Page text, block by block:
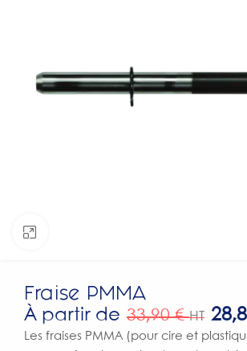
Fraise PMMA
À partir de 33,90€ HT
Les fraises PMMA (pour cire et